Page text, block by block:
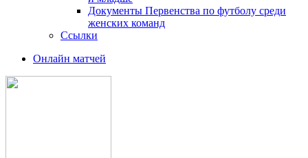
Документы Первенства по футболу среди
женских команд
Ссылки
Онлайн матчей